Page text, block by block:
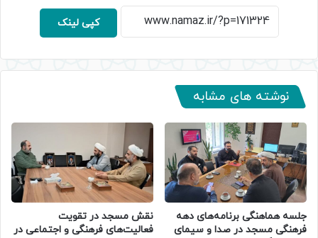
کپی لینک
نوشته های مشابه
جلسه هماهنگی برنامه‌های دهه
فرهنگی مسجد در صدا و سیمای
نقش مسجد در تقویت
فعالیت‌های فرهنگی و اجتماعی در